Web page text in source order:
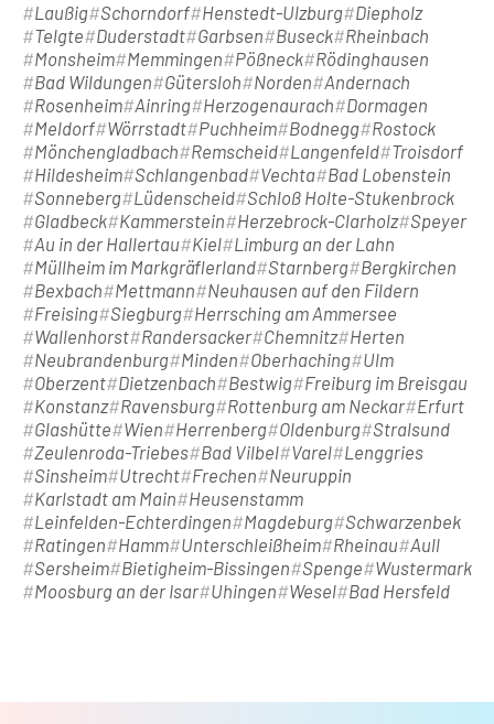
Laußig Schorndorf Henstedt-Ulzburg Diepholz
Telgte
Duderstadt Garbsen Buseck Rheinbach
Monsheim Memmingen Pößneck Rödinghausen
Bad Wildungen
Gütersloh Norden Andernach
Rosenheim Ainring Herzogenaurach
Dormagen
Meldorf Wörrstadt Puchheim Bodnegg Rostock
Mönchengladbach
Remscheid Langenfeld Troisdorf
Hildesheim Schlangenbad Vechta Bad Lobenstein
Sonneberg Lüdenscheid Schloß Holte-Stukenbrock
Gladbeck Kammerstein Herzebrock-Clarholz Speyer
Au in der Hallertau
Kiel Limburg an der Lahn
Müllheim im Markgräflerland Starnberg Bergkirchen
Bexbach
Mettmann
Neuhausen auf den Fildern
Freising Siegburg Herrsching am Ammersee
Wallenhorst Randersacker Chemnitz Herten
Neubrandenburg Minden Oberhaching Ulm
Oberzent Dietzenbach Bestwig Freiburg im Breisgau
Konstanz Ravensburg Rottenburg am Neckar Erfurt
Glashütte
Wien Herrenberg Oldenburg Stralsund
Zeulenroda-Triebes Bad Vilbel Varel Lenggries
Sinsheim Utrecht Frechen
Neuruppin
Karlstadt am Main
Heusenstamm
Leinfelden-Echterdingen
Magdeburg Schwarzenbek
Ratingen
Hamm Unterschleißheim Rheinau Aull
Sersheim Bietigheim-Bissingen Spenge
Wustermark
Moosburg an der Isar Uhingen Wesel Bad Hersfeld